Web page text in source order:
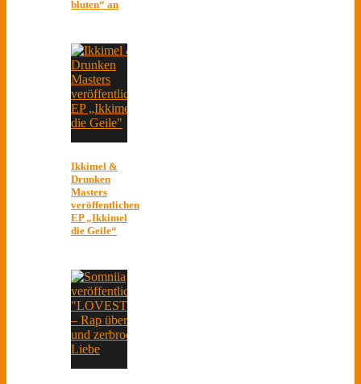
bluten“ an
Ikkimel &
Drunken
Masters
veröffentlichen
EP „Ikkimel
die Geile“